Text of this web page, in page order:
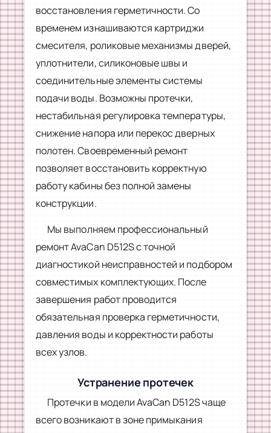
восстановления герметичности. Со
временем изнашиваются картриджи
смесителя, роликовые механизмы дверей,
уплотнители, силиконовые швы и
соединительные элементы системы
подачи воды. Возможны протечки,
нестабильная регулировка температуры,
снижение напора или перекос дверных
полотен. Своевременный ремонт
позволяет восстановить корректную
работу кабины без полной замены
конструкции.
Мы выполняем профессиональный
ремонт AvaCan D512S с точной
диагностикой неисправностей и подбором
совместимых комплектующих. После
завершения работ проводится
обязательная проверка герметичности,
давления воды и корректности работы
всех узлов.
Устранение протечек
Протечки в модели AvaCan D512S чаще
всего возникают в зоне примыкания